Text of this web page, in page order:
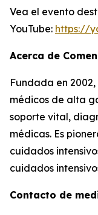
Vea el evento
YouTube: https://
Acerca de Comen
Fundada en
médicos de alta
soporte vital,
médicas. Es
cuidados
cuidados
Contacto de